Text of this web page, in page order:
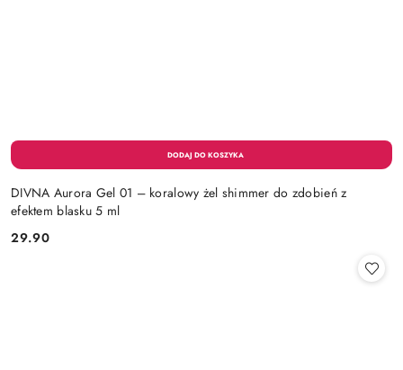
DIVNA Aurora Gel 01 – koralowy żel shimmer do zdobień z
efektem blasku 5 ml
Cena:
29.90